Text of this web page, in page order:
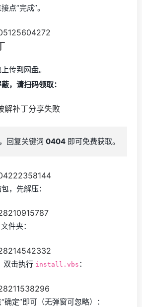
点“完成”。
传到网盘。
，请扫码领取：
回复关键词 0404 即可免费获取。
，先解压：
文件夹：
双击执行 install.vbs ：
定”即可（无弹窗可忽略）：